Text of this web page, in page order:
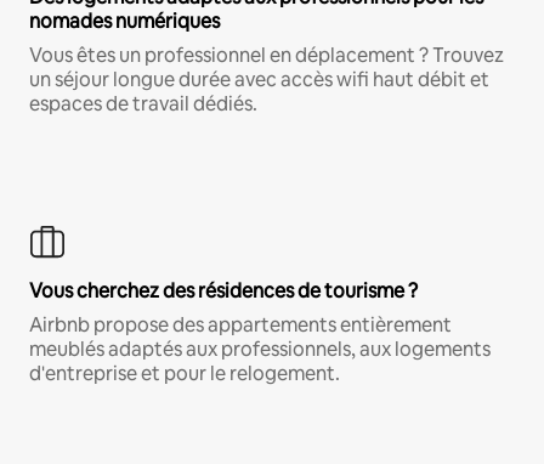
nomades numériques
Vous êtes un professionnel en déplacement ? Trouvez
un séjour longue durée avec accès wifi haut débit et
espaces de travail dédiés.
Vous cherchez des résidences de tourisme ?
Airbnb propose des appartements entièrement
meublés adaptés aux professionnels, aux logements
d'entreprise et pour le relogement.